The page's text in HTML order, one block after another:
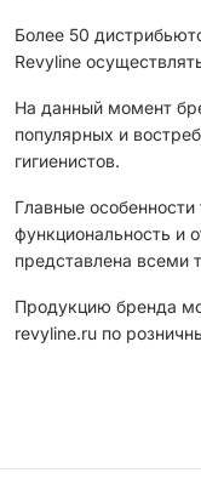
Более 50
Revyline
На данный момент
популярных и
гигиенистов.
Главные
функциональность и
представлена всеми
Продукцию бренда
revyline.ru по